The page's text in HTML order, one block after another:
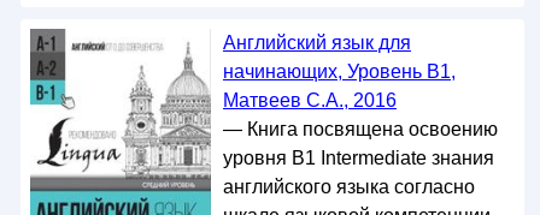
Английский язык для
начинающих, Уровень В1,
Матвеев С.А., 2016
— Книга посвящена освоению
уровня В1 Intermediate знания
английского языка согласно